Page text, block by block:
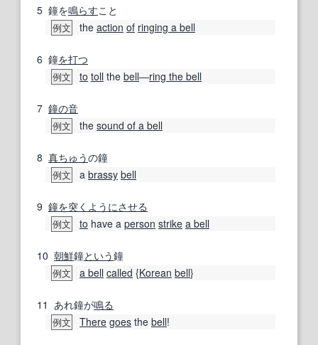
5 鐘を鳴らすこと
例文 the action of ringing a bell
6 鐘を打つ
例文 to toll the bell―ring the bell
7 鐘の音
例文 the sound of a bell
8 真ちゅうの鐘
例文 a brassy bell
9 鐘を突く ようにさせる
例文 to have a person strike a bell
10 朝鮮鐘という鐘
例文 a bell called {Korean bell}
11 あれ鐘が鳴る
例文 There goes the bell!